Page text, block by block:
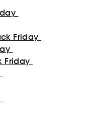
Friday
Friday